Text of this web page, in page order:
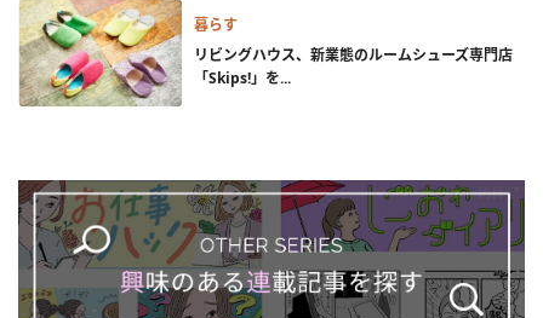
暮らす
リビングハウス、新業態のルームシューズ専門店
「Skips!」を...